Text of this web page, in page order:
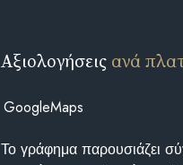
Αξιολογήσεις ανά
GoogleMaps
Το γράφημα παρουσιάζει